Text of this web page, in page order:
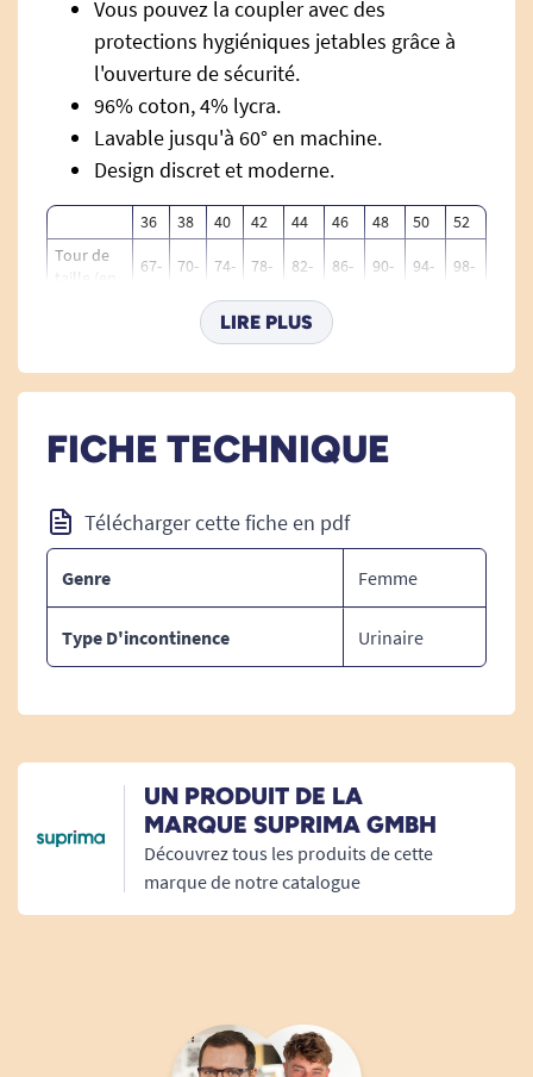
Vous pouvez la coupler avec des
protections hygiéniques jetables grâce à
l'ouverture de sécurité.
96% coton, 4% lycra.
Lavable jusqu'à 60° en machine.
Design discret et moderne.
36 38 40 42 44 46 48 50
52
Tour de
taille (en
67-
70-
74-
78-
82-
86-
90-
94-
98-
cm)
51-
54-
57-
LIRE PLUS
FICHE TECHNIQUE
Télécharger cette fiche en pdf
Genre Femme
Type D'incontinence Urinaire
UN PRODUIT DE LA
MARQUE SUPRIMA GMBH
Découvrez tous les produits de cette
marque de notre catalogue